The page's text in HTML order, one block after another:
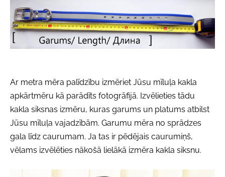
Ar metra mēra palīdzību izmēriet Jūsu mīluļa kakla
apkārtmēru kā parādīts fotogrāfijā. Izvēlieties tādu
kakla siksnas izmēru, kuras garums un platums atbilst
Jūsu mīluļa vajadzībām. Garumu mēra no sprādzes
gala līdz caurumam. Ja tas ir pēdējais caurumiņš,
vēlams izvēlēties nākošā lielākā izmēra kakla siksnu.